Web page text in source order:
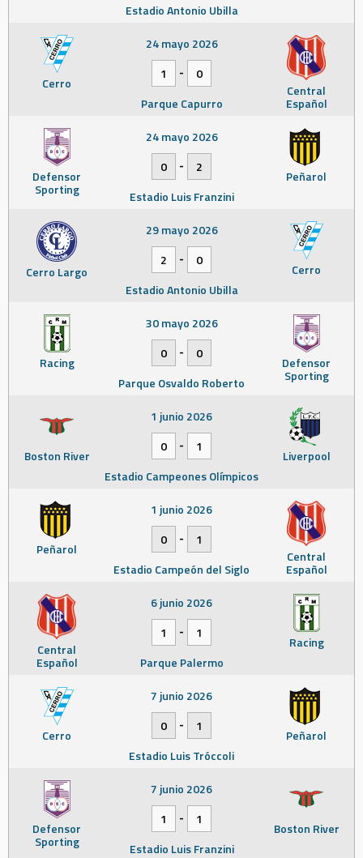
Estadio Antonio Ubilla
Cerro Central
Español
24 mayo 2026
1
-
0
Parque Capurro
Defensor
Sporting
Peñarol
24 mayo 2026
0
-
2
Estadio Luis Franzini
Cerro Largo Cerro
29 mayo 2026
2
-
0
Estadio Antonio Ubilla
Racing Defensor
Sporting
30 mayo 2026
0
-
0
Parque Osvaldo Roberto
Boston River Liverpool
1 junio 2026
0
-
1
Estadio Campeones Olímpicos
Peñarol Central
Español
1 junio 2026
0
-
1
Estadio Campeón del Siglo
Central
Español
Racing
6 junio 2026
1
-
1
Parque Palermo
Cerro Peñarol
7 junio 2026
0
-
1
Estadio Luis Tróccoli
Defensor
Sporting
Boston River
7 junio 2026
1
-
1
Estadio Luis Franzini